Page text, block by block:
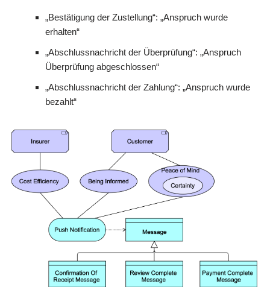
„Bestätigung der Zustellung“: „Anspruch wurde
erhalten“
„Abschlussnachricht der Überprüfung“: „Anspruch
Überprüfung abgeschlossen“
„Abschlussnachricht der Zahlung“: „Anspruch wurde
bezahlt“